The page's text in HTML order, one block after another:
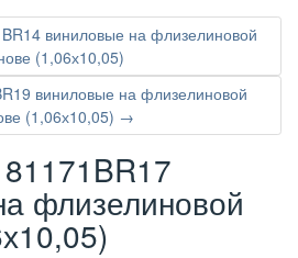
виниловые на флизелиновой
(1,06х10,05)
виниловые на флизелиновой
(1,06х10,05) →
флизелиновой